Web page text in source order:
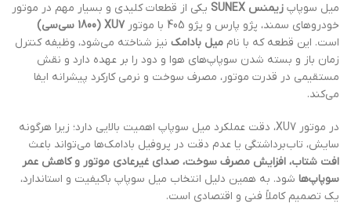
میل سوپاپ زیمنس SUNEX
یکی از قطعات کلیدی و بسیار مهم در موتور
خودروهای سمند، پژو پارس و پژو 405 با موتور
XU7 (1800 سی‌سی)
است. این قطعه که با نام میل بادامک نیز شناخته می‌شود، وظیفه کنترل
زمان باز و بسته شدن سوپاپ‌های هوا و دود را بر عهده دارد و نقش
مستقیمی در قدرت موتور، مصرف سوخت و نرمی کارکرد پیشرانه ایفا
می‌کند.
در موتور XU7، دقت عملکرد میل سوپاپ اهمیت بالایی دارد؛ زیرا هرگونه
سایش، تاب‌برداشتگی یا عدم دقت در پروفیل بادامک‌ها می‌تواند باعث
افت شتاب، افزایش مصرف سوخت، صدای غیرعادی موتور و کاهش عمر
سوپاپ‌ها شود. به همین دلیل انتخاب میل سوپاپ باکیفیت و استاندارد،
یک تصمیم کاملاً فنی و اقتصادی است.